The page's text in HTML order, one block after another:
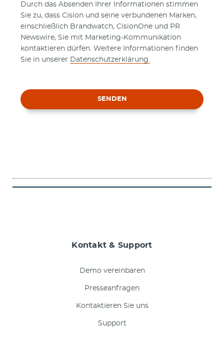
Durch das Absenden Ihrer Informationen stimmen
Sie zu, dass Cision und seine verbundenen Marken,
einschließlich Brandwatch, CisionOne und PR
Newswire, Sie mit Marketing-Kommunikation
kontaktieren dürfen. Weitere Informationen finden
Sie in unserer Datenschutzerklärung.
SENDEN
Kontakt & Support
Demo vereinbaren
Presseanfragen
Kontaktieren Sie uns
Support